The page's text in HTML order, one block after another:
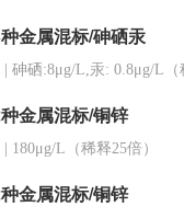
金属混标/砷硒汞
砷硒:8μg/L,汞: 0.8μg/L（
金属混标/铜锌
180μg/L（稀释25倍）
金属混标/铜锌